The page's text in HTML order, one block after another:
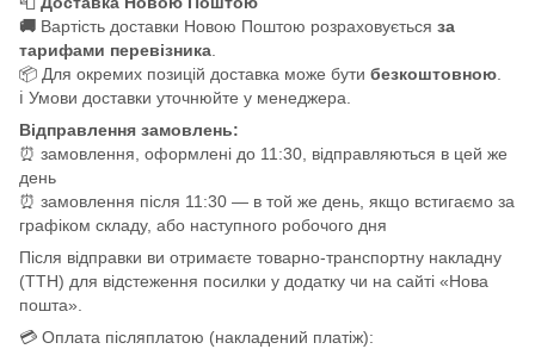
🚚 Вартість доставки Новою Поштою розраховується за
тарифами перевізника
📦 Для окремих позицій доставка може бути безкоштовною
ℹ️ Умови доставки уточнюйте у менеджера.
Відправлення замовлень:
⏰ замовлення, оформлені до 11:30, відправляються в цей же
день
⏰ замовлення після 11:30 — в той же день, якщо встигаємо за
графіком складу, або наступного робочого дня
Після відправки ви отримаєте товарно-транспортну накладну
(ТТН) для відстеження посилки у додатку чи на сайті «Нова
пошта».
💳 Оплата післяплатою (накладений платіж):